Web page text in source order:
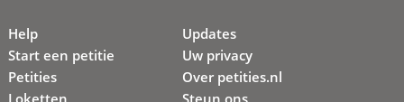
Help
Start een petitie
Petities
Loketten
Updates
Uw privacy
Over petities.nl
Steun ons